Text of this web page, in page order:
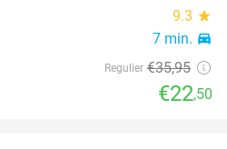
9.3 star
7 min. directions_car
Regulier €35,95
€22,50